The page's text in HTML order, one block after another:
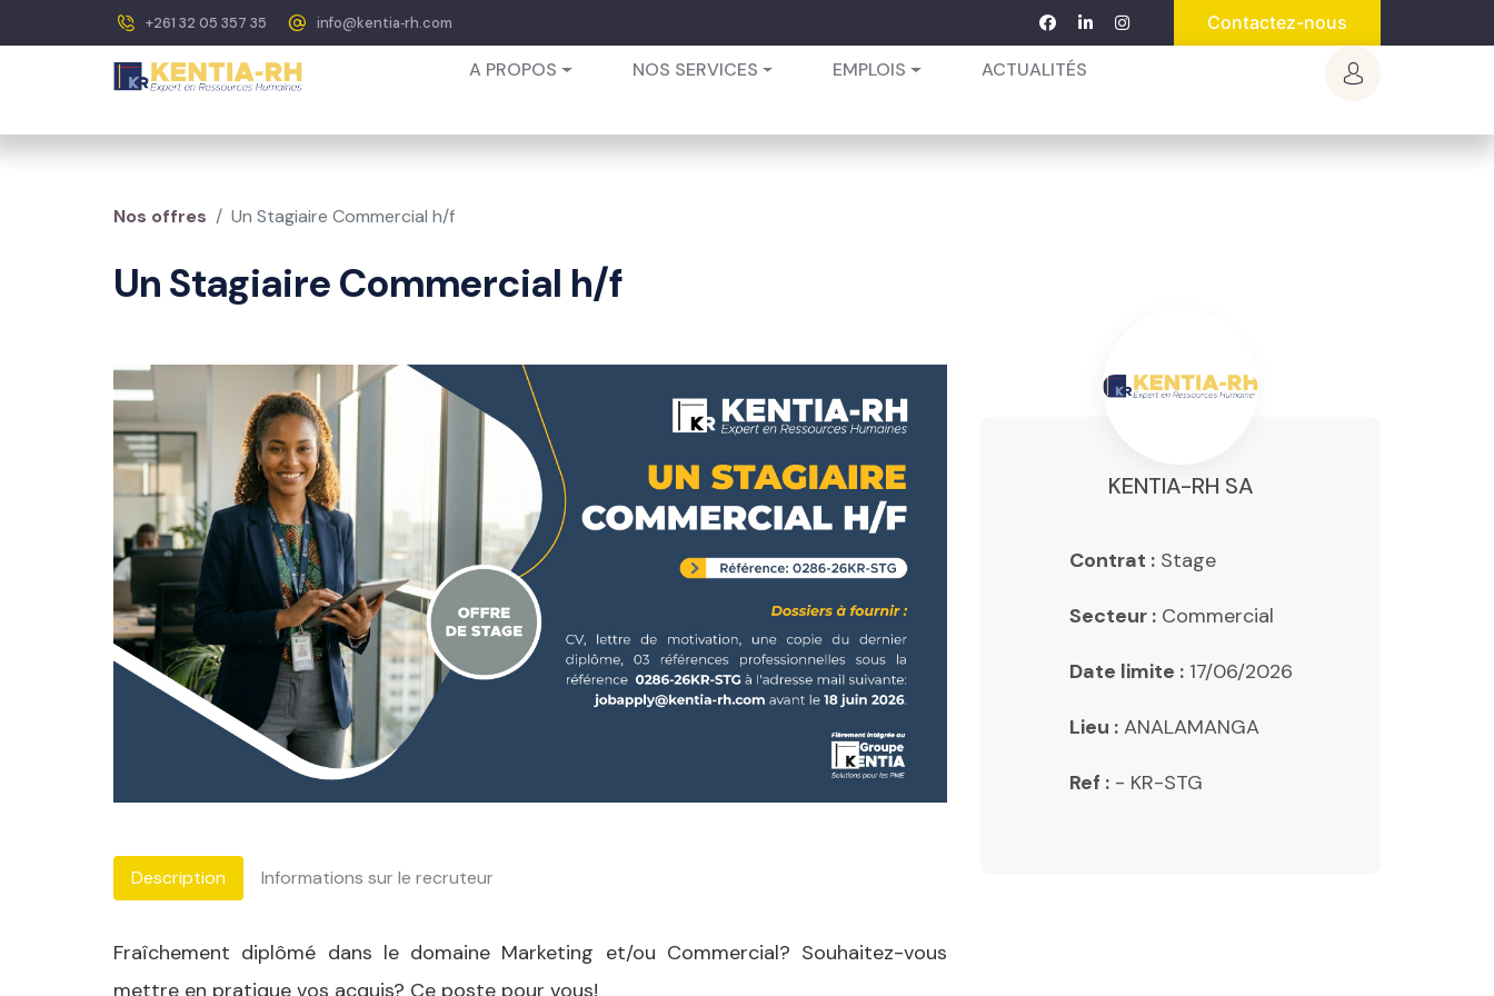
+261 32 05 357 35 info@kentia‐rh.com Contactez-nous
A PROPOS NOS SERVICES EMPLOIS ACTUALITÉS
Nos offres Un Stagiaire Commercial h/f
Un Stagiaire Commercial h/f
Description Informations sur le recruteur
Fraîchement diplômé dans le domaine Marketing et/ou Commercial? Souhaitez-vous
mettre en pratique vos acquis? Ce poste pour vous!
KENTIA-RH SA
Contrat :Stage
Secteur :Commercial
Date limite :17/06/2026
Lieu :ANALAMANGA
Ref :- KR-STG